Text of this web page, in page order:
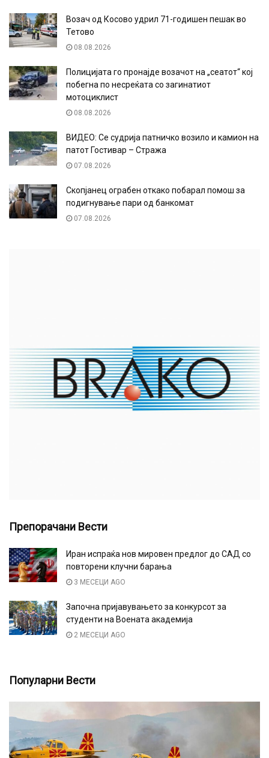
Возач од Косово удрил 71-годишен пешак во
Тетово
08.08.2026
Полицијата го пронајде возачот на „сеатот“ кој
побегна по несреќата со загинатиот
мотоциклист
08.08.2026
ВИДЕО: Се судрија патничко возило и камион на
патот Гостивар – Стража
07.08.2026
Скопјанец ограбен откако побарал помош за
подигнување пари од банкомат
07.08.2026
Препорачани Вести
Иран испраќа нов мировен предлог до САД со
повторени клучни барања
3 МЕСЕЦИ AGO
Започна пријавувањето за конкурсот за
студенти на Воената академија
2 МЕСЕЦИ AGO
Популарни Вести